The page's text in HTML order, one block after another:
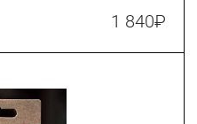
1 840₽